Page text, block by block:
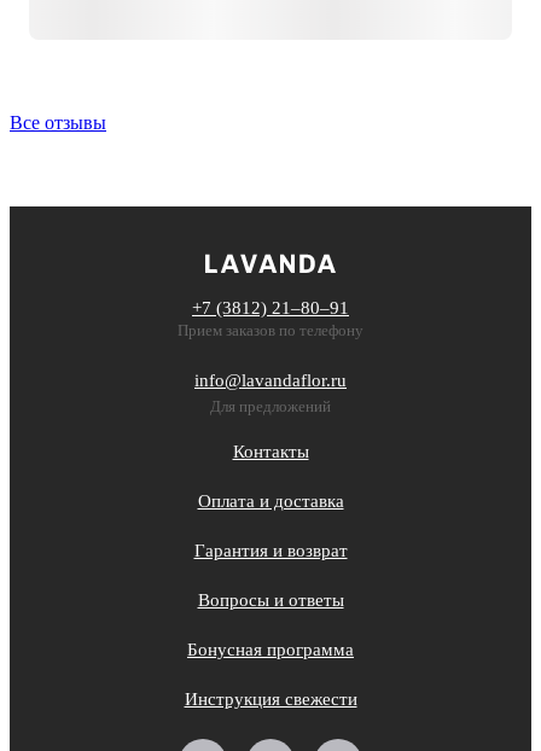
Все отзывы
+7 (3812) 21‒80‒91
Прием заказов по телефону
info@lavandaflor.ru
Для предложений
Контакты
Оплата и доставка
Гарантия и возврат
Вопросы и ответы
Бонусная программа
Инструкция свежести